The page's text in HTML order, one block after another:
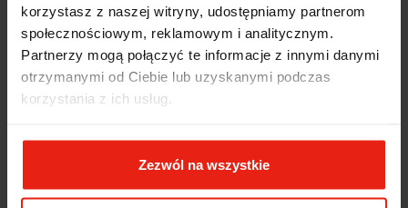
korzystasz z naszej witryny, udostępniamy partnerom
społecznościowym, reklamowym i analitycznym.
Partnerzy mogą połączyć te informacje z innymi danymi
otrzymanymi od Ciebie lub uzyskanymi podczas
korzystania z ich usług.
Zezwól na wszystkie
wczoraj
Alicja zweryfikowano
5
Jestem zaskoczona, że ta paczka dotarła do mnie tak
sprawnie, bez problemów. Bardzo pomocna obsługa